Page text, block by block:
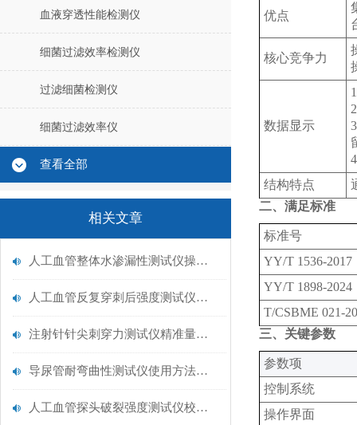
血液穿透性能检测仪
细菌过滤效率检测仪
过滤细菌检测仪
细菌过滤效率仪
查看全部
相关文章
人工血管整体水渗漏性测试仪操作中最容易出错的步骤
人工血管反复穿刺后强度测试仪是什么？透析患者的“生命管“质量靠它把关！
注射针针尖刺穿力测试仪精准量化针尖锋利度，构筑临床安全防线
导尿管耐弯曲性测试仪使用方法与操作规范
人工血管探头破裂强度测试仪校准规范：精准赋能医疗安全的技术基准
优点
核心竞争力
数据显示
结构特点
二、满足标准
标准号
YY/T 1536-2017
YY/T 1898-2024
T/CSBME 021-
三、关键参数
‌参数项‌
控制系统
操作界面